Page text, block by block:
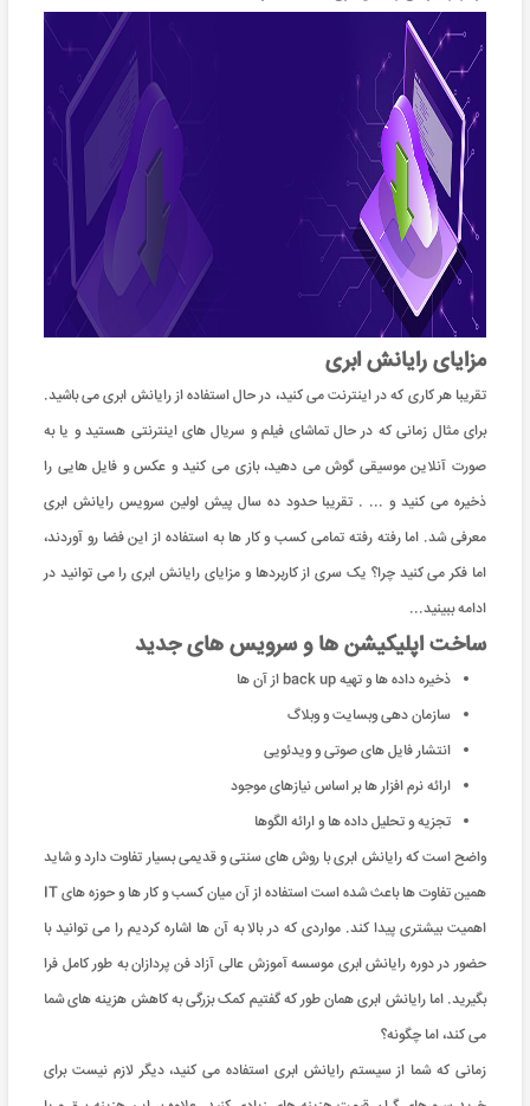
مزایای رایانش ابری
تقریبا هر کاری که در اینترنت می کنید، در حال استفاده از رایانش ابری می باشید.
برای مثال زمانی که در حال تماشای فیلم و سریال های اینترنتی هستید و یا به
صورت آنلاین موسیقی گوش می دهید، بازی می کنید و عکس و فایل هایی را
ذخیره می کنید و ... . تقریبا حدود ده سال پیش اولین سرویس رایانش ابری
معرفی شد. اما رفته رفته تمامی کسب و کار ها به استفاده از این فضا رو آوردند،
اما فکر می کنید چرا؟ یک سری از کاربردها و مزایای رایانش ابری را می توانید در
ادامه ببینید...
ساخت اپلیکیشن ها و سرویس های جدید
ذخیره داده ها و تهیه back up از آن ها
سازمان دهی وبسایت و وبلاگ
انتشار فایل های صوتی و ویدئویی
ارائه نرم افزار ها بر اساس نیازهای موجود
تجزیه و تحلیل داده ها و ارائه الگوها
واضح است که رایانش ابری با روش های سنتی و قدیمی بسیار تفاوت دارد و شاید
همین تفاوت ها باعث شده است استفاده از آن میان کسب و کار ها و حوزه های IT
اهمیت بیشتری پیدا کند. مواردی که در بالا به آن ها اشاره کردیم را می توانید با
حضور در دوره رایانش ابری موسسه آموزش عالی آزاد فن پردازان به طور کامل فرا
بگیرید. اما رایانش ابری همان طور که گفتیم کمک بزرگی به کاهش هزینه های شما
می کند، اما چگونه؟
زمانی که شما از سیستم رایانش ابری استفاده می کنید، دیگر لازم نیست برای